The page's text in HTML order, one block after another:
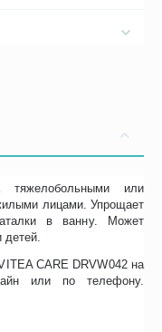
тяжелобольными или
лицами. Упрощает
в ванну. Может
детей.
CARE DRVW042 на
или по телефону.